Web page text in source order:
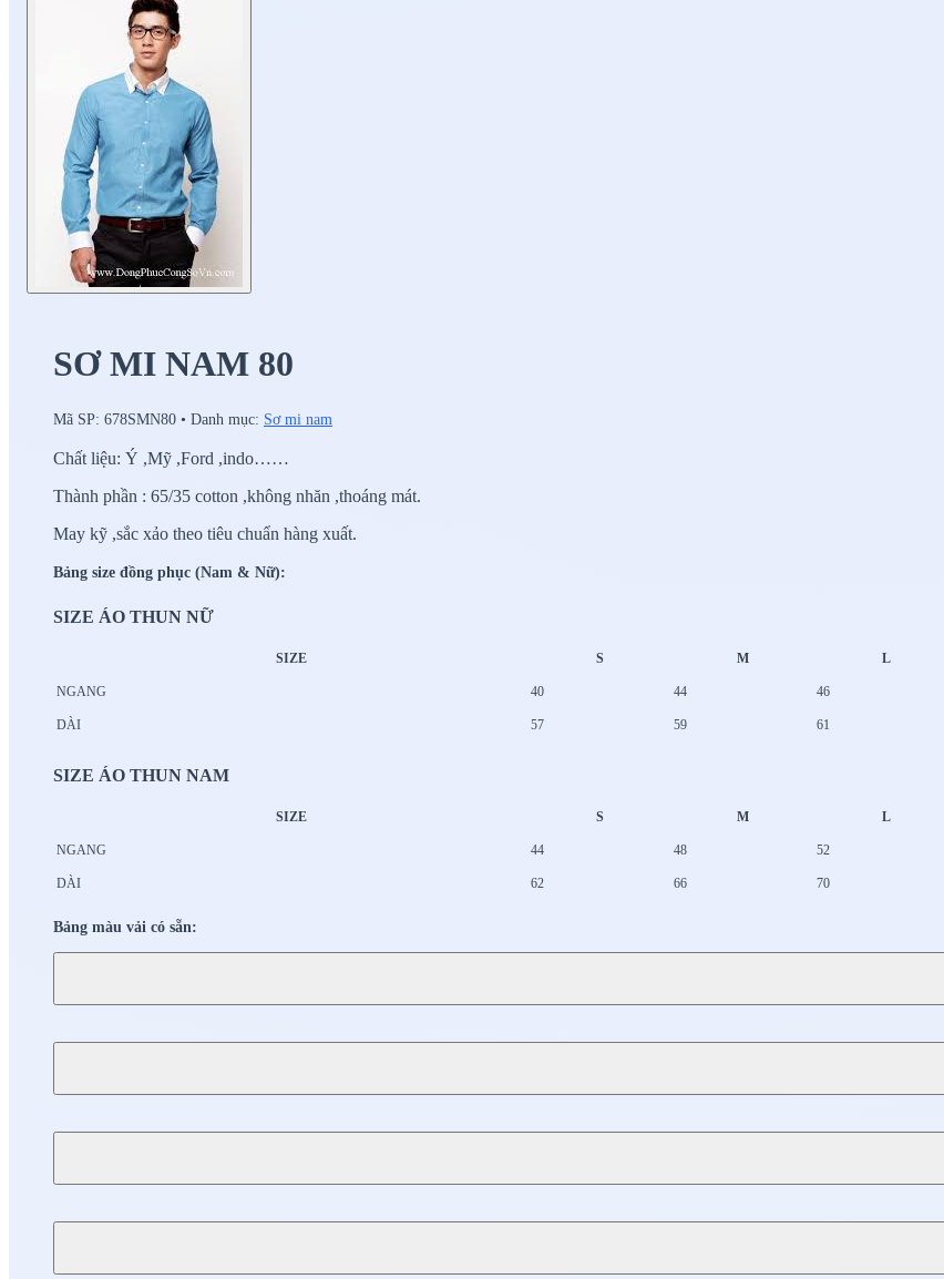
SƠ MI NAM 80
Mã SP: 678SMN80 • Danh mục: Sơ mi nam
Chất liệu: Ý ,Mỹ ,Ford ,indo……
Thành phần : 65/35 cotton ,không nhăn ,thoáng mát.
May kỹ ,sắc xảo theo tiêu chuẩn hàng xuất.
Bảng size đồng phục (Nam & Nữ):
SIZE ÁO THUN NỮ
SIZE S M L
NGANG 40 44 46
DÀI 57 59 61
SIZE ÁO THUN NAM
SIZE S M L
NGANG 44 48 52
DÀI 62 66 70
Bảng màu vải có sẵn: